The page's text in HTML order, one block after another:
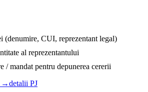
(denumire, CUI, reprezentant legal)
al reprezentantului
/ mandat pentru depunerea cererii
→detalii PJ